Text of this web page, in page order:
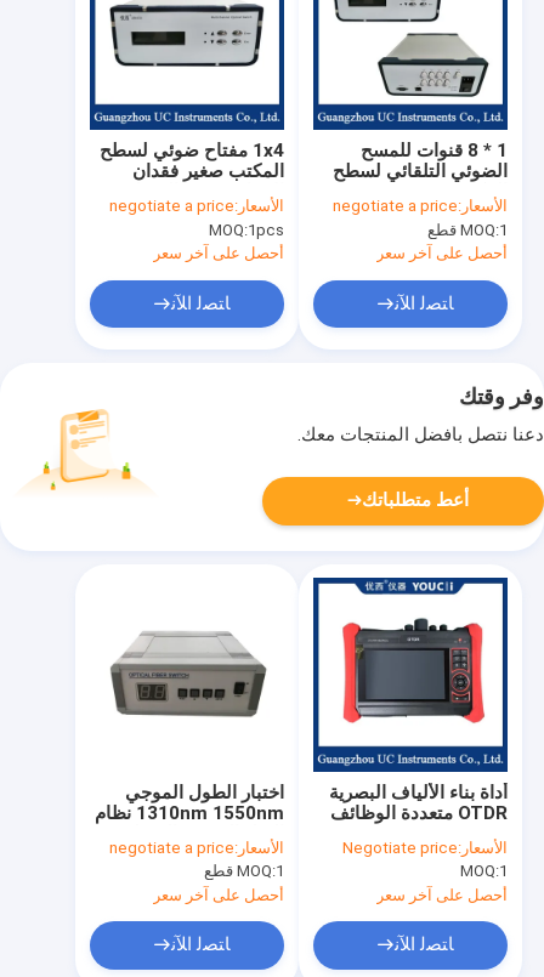
1x4 مفتاح ضوئي لسطح
المكتب صغير فقدان
الإدراج سرعة التبديل
السريع
الأسعار:negotiate a price
MOQ:1pcs
أحصل على آخر سعر
ﺎﺘﺼﻟ ﺍﻶﻧ
1 * 8 قنوات للمسح
الضوئي التلقائي لسطح
المكتب
الأسعار:negotiate a price
MOQ:1 قطع
أحصل على آخر سعر
ﺎﺘﺼﻟ ﺍﻶﻧ
وفر وقتك
دعنا نتصل بأفضل المنتجات معك.
أعط متطلباتك
اختبار الطول الموجي
1310nm 1550nm نظام
النقل البصري التبديل
البصري
الأسعار:negotiate a price
MOQ:1 قطع
أحصل على آخر سعر
ﺎﺘﺼﻟ ﺍﻶﻧ
أداة بناء الألياف البصرية
OTDR متعددة الوظائف
الأسعار:Negotiate price
MOQ:1
أحصل على آخر سعر
ﺎﺘﺼﻟ ﺍﻶﻧ